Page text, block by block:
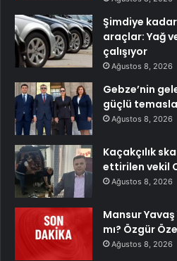
Şimdiye
araçlar: Yağ
çalışıyor
Ağustos 8, 2026
Gebze’nin
güçlü
Ağustos 8, 2026
Kaçakçılık
ettirilen vekil
Ağustos 8, 2026
Mansur
mı? Özgür
Ağustos 8, 2026